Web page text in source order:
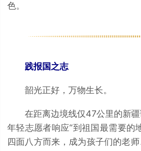
色。
践报国之志
韶光正好，万物生长。
在距离边境线仅47公里的新疆
年轻志愿者响应“到祖国最需要的
四面八方而来，成为孩子们的老